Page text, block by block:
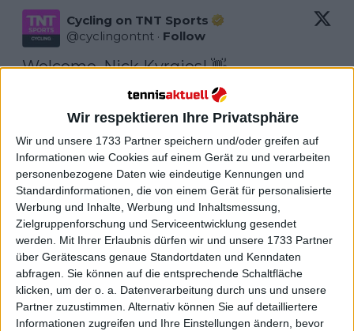
Wir respektieren Ihre Privatsphäre
Wir und unsere 1733 Partner speichern und/oder greifen auf
Informationen wie Cookies auf einem Gerät zu und verarbeiten
personenbezogene Daten wie eindeutige Kennungen und
Standardinformationen, die von einem Gerät für personalisierte
Werbung und Inhalte, Werbung und Inhaltsmessung,
Zielgruppenforschung und Serviceentwicklung gesendet
werden. Mit Ihrer Erlaubnis dürfen wir und unsere 1733 Partner
über Gerätescans genaue Standortdaten und Kenndaten
abfragen. Sie können auf die entsprechende Schaltfläche
klicken, um der o. a. Datenverarbeitung durch uns und unsere
Partner zuzustimmen. Alternativ können Sie auf detailliertere
Informationen zugreifen und Ihre Einstellungen ändern, bevor
Cycling on TNT Sports
@cyclingontnt · Follow
Welcome, Nick Kyrgios! 👋
The tennis star will join Eurosport’s
world-class commentary team at the
2024 Australian Open 🇦🇺🎙
@NickKyrgios | @discoveryplusUK |
#AusOpen